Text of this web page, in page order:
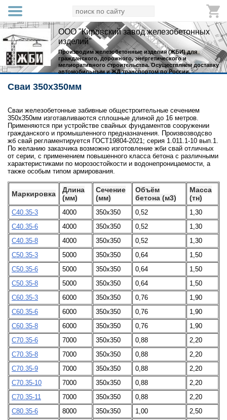
ООО "Кировский завод железобетонных
изделий"
Производим железобетонные изделия (ЖБИ) для
гражданского, дорожного, энергетического и
мелиоративного строительства. Осуществляем доставку
автомобильным и ЖД транспортом по России.
Сваи 350х350мм
Сваи железобетонные забивные общестроительные сечением
350х350мм изготавливаются сплошные длиной до 16 метров.
Применяются при устройстве свайных фундаментов сооружении
гражданского и промышленного предназначения. Произвозводсво
жб свай регламентируется ГОСТ19804-2021; серия 1.011.1-10 вып.1.
По желанию заказчика возможно изготовление жби свай отличных
от серии, с применением повышенного класса бетона с различными
характеристиками по морозостойкости и водонепроницаемости, а
также особым типом армирования.
Маркировка
Длина
(мм)
Сечение
(мм)
Объём
бетона (м3)
Масса
(тн)
С40.35-3 4000 350х350 0,52
1,30
С40.35-6
4000 350х350 0,52
1,30
С40.35-8
4000 350х350 0,52
1,30
С50.35-3
5000 350х350 0,64
1,50
С50.35-6
5000 350х350 0,64
1,50
С50.35-8
5000 350х350 0,64
1,50
С60.35-3
6000 350х350 0,76
1,90
С60.35-6
6000 350х350 0,76
1,90
С60.35-8
6000 350х350 0,76
1,90
С70.35-6
7000 350х350 0,88
2,20
С70.35-8
7000 350х350 0,88
2,20
С70.35-9
7000 350х350 0,88
2,20
С70.35-10
7000 350х350 0,88
2,20
С70.35-11
7000 350х350 0,88
2,20
С80.35-6
8000 350х350 1,00
2,50